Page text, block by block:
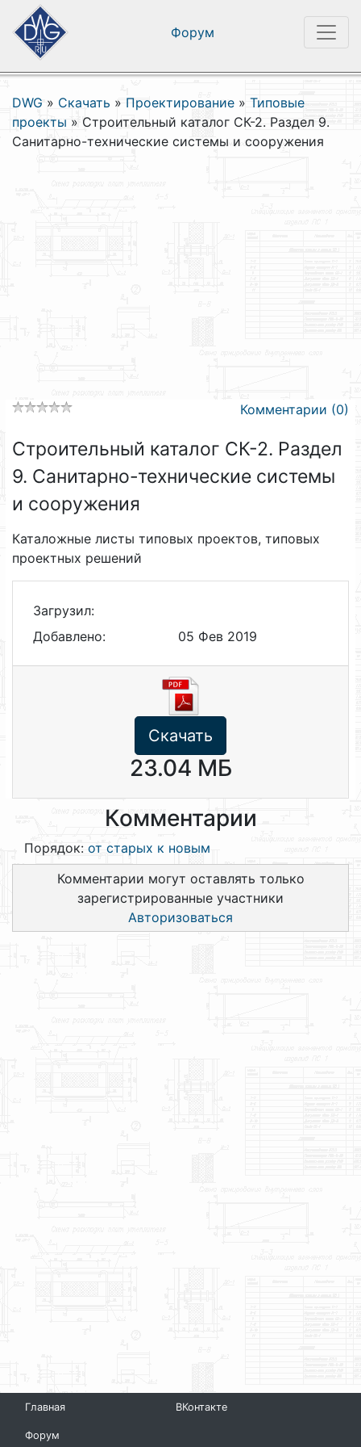
Форум
DWG » Скачать » Проектирование » Типовые
проекты » Строительный каталог СК-2. Раздел 9.
Санитарно-технические системы и сооружения
Комментарии (0)
Строительный каталог СК-2. Раздел
9. Санитарно-технические системы
и сооружения
Каталожные листы типовых проектов, типовых
проектных решений
Загрузил:
Добавлено:
05 Фев 2019
Скачать
23.04 МБ
Комментарии
Порядок: от старых к новым
Комментарии могут оставлять только
зарегистрированные участники
Авторизоваться
Главная
Форум
ВКонтакте